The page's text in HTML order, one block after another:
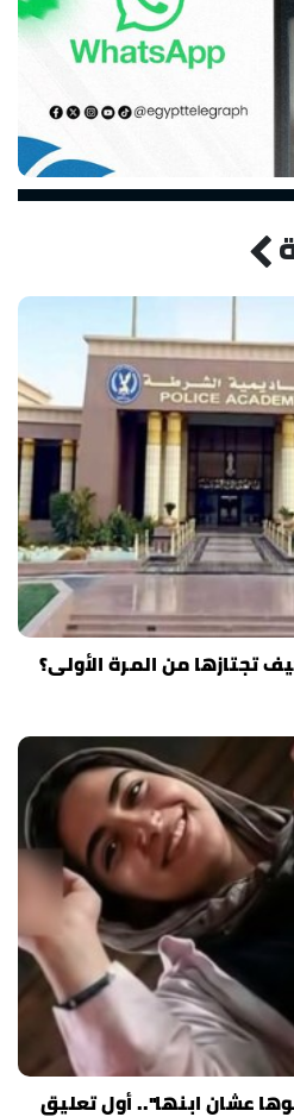
تجتازها من المرة الأولى؟
عشان ابنها".. أول تعليق